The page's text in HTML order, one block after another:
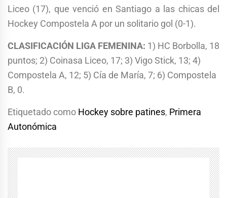
Liceo (17), que venció en Santiago a las chicas del
Hockey Compostela A por un solitario gol (0-1).
CLASIFICACIÓN LIGA FEMENINA: 1) HC Borbolla, 18
puntos; 2) Coinasa Liceo, 17; 3) Vigo Stick, 13; 4)
Compostela A, 12; 5) Cía de María, 7; 6) Compostela
B, 0.
Etiquetado como Hockey sobre patines, Primera
Autonómica